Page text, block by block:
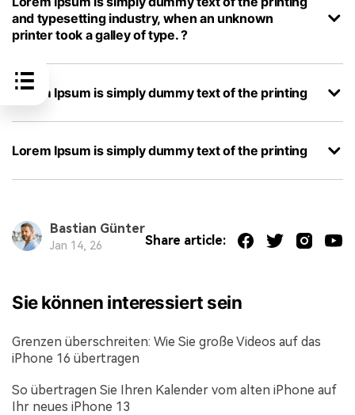
and typesetting industry, when an unknown
printer took a galley of type. ?
Lorem Ipsum is simply dummy text of the printing
Lorem Ipsum is simply dummy text of the printing
Bastian Günter
Jan 14, 26 Share article:
Sie können interessiert sein
Grenzen überschreiten: Wie Sie große Videos auf das
iPhone 16 übertragen
So übertragen Sie Ihren Kalender vom alten iPhone auf
Ihr neues iPhone 13